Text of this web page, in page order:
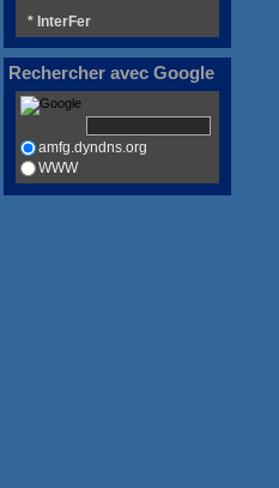
* InterFer
Rechercher avec Google
amfg.dyndns.org
WWW